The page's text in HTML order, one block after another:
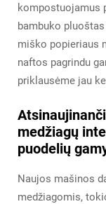
kompostuojamus
bambuko
miško popieriaus
naftos pagrindu
priklausėme jau
medžiagų
puodelių
Naujos mašinos
medžiagomis,